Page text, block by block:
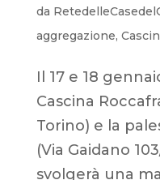
da
aggregazione,
Il 17 e 18
Cascina
Torino) e la
(Via Gaidano
svolgerà una